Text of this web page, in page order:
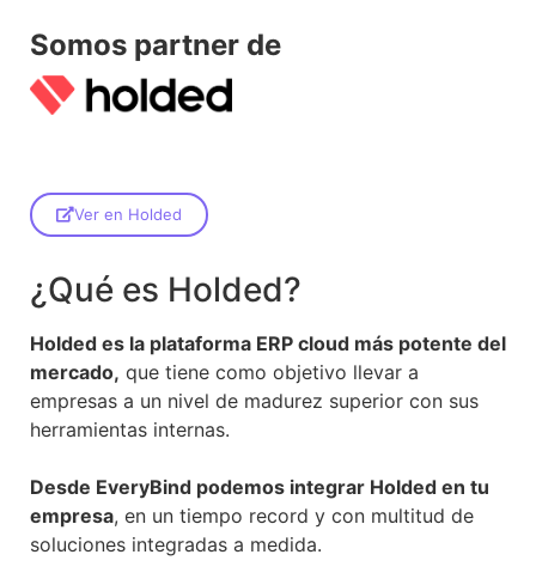
Somos partner de
Ver en Holded
¿Qué es Holded?
Holded es la plataforma ERP cloud más potente del
mercado, que tiene como objetivo llevar a
empresas a un nivel de madurez superior con sus
herramientas internas.
Desde EveryBind podemos integrar Holded en tu
empresa, en un tiempo record y con multitud de
soluciones integradas a medida.